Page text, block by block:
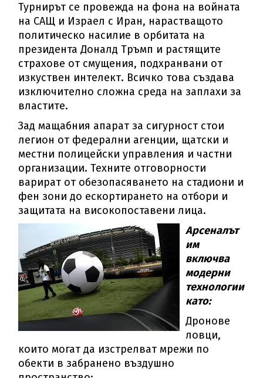
Турнирът се провежда на фона на войната
на САЩ и Израел с Иран, нарастващото
политическо насилие в орбитата на
президента Доналд Тръмп и растящите
страхове от смущения, подхранвани от
изкуствен интелект. Всичко това създава
изключително сложна среда на заплахи за
властите.
Зад мащабния апарат за сигурност стои
легион от федерални агенции, щатски и
местни полицейски управления и частни
организации. Техните отговорности
варират от обезопасяването на стадиони и
фен зони до ескортирането на отбори и
защитата на високопоставени лица.
Арсеналът
им
включва
модерни
технологии
като:
Дронове
ловци,
които могат да изстрелват мрежи по
обекти в забранено въздушно